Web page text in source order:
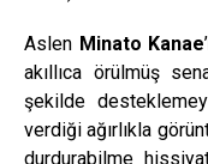
Aslen Minato Kanae
akıllıca örülmüş
şekilde
verdiği ağırlıkla
durdurabilme